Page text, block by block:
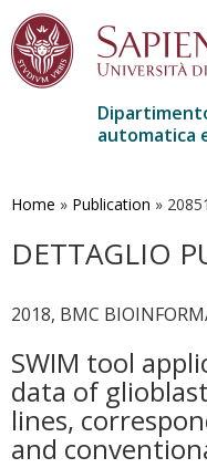
contenuto
automatica
Home » Publication » 20851
DETTAGLIO
2018, BMC
SWIM tool
data of
lines,
and